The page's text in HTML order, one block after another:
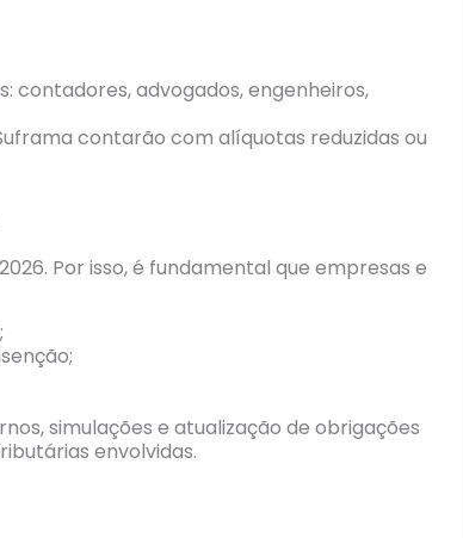
contadores, advogados, engenheiros,
contarão com alíquotas reduzidas ou
Por isso, é fundamental que empresas e
simulações e atualização de obrigações
envolvidas.